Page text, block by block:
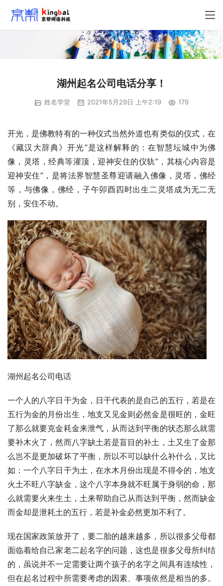
湖州起名公司电话分享！
姓名学堂 2021年5月29日 上午2:19 179
开光，是佛教特有的一种仪式当然外道也有类似的仪式，在
《藏汉大辞典》开光”是这样解释的：在智慧坛城中为佛
像，灵塔，经典等灌顶，迎神安住的仪轨”，其核心内容是
迎神安住”，是将法界智慧圣尊迎请融入佛像，灵塔，佛经
等，与佛像，佛经，子午卯酉四时出生二灵塔成为无二无
别，安住不动。
湖州起名公司电话
一个人的八字日干为金，日干代表的是自己的五行，若是在
五行为金的月份出生，地支又见金则必然金是很旺的，金旺
了那么就要克金耗金来泄气，从而达到平衡的状态那么就需
要补木火了，然而八字缺土若是盲目的补土，土又生了金那
么岂不是更加破坏了平衡，所以不可以缺什么补什么，又比
如：一个八字日干为土，在水木月份出现是不得令的，地支
火土不旺八字缺金，这个八字本身就不旺属于身弱的命，那
么就需要火来生土，土来帮助自己从而达到平衡，然而缺金
而金却是泄耗土的五行，若是补金必然更加不利了。
现在国家政策放开了，要二胎的越来越多，所以很多父母都
面临着给自己家老二起名字的问题，这也是很多父母所纠结
的，虽说并不一定需要让两个孩子的名字之间具有连续性，
但在起名过程中所需要考虑的因素、事项依然是相当的多。